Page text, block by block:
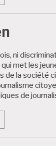
ni
met les
la société
de
savoir plus :